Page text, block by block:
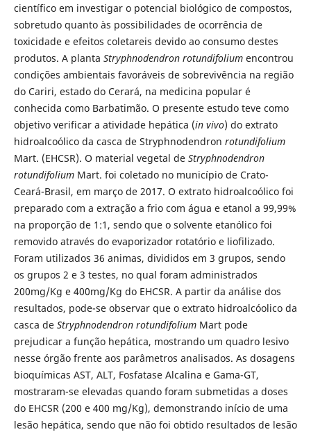
científico em investigar o potencial biológico de compostos,
sobretudo quanto às possibilidades de ocorrência de
toxicidade e efeitos coletareis devido ao consumo destes
produtos. A planta Stryphnodendron rotundifoliumencontrou
condições ambientais favoráveis de sobrevivência na região
do Cariri, estado do Cerará, na medicina popular é
conhecida como Barbatimão. O presente estudo teve como
objetivo verificar a atividade hepática (in vivo) do extrato
hidroalcoólico da casca de Stryphnodendron rotundifolium
Mart. (EHCSR). O material vegetal de Stryphnodendron
rotundifolium Mart. foi coletado no município de Crato-
Ceará-Brasil, em março de 2017. O extrato hidroalcoólico foi
preparado com a extração a frio com água e etanol a 99,99%
na proporção de 1:1, sendo que o solvente etanólico foi
removido através do evaporizador rotatório e liofilizado.
Foram utilizados 36 animas, divididos em 3 grupos, sendo
os grupos 2 e 3 testes, no qual foram administrados
200mg/Kg e 400mg/Kg do EHCSR. A partir da análise dos
resultados, pode-se observar que o extrato hidroalcóolico da
casca de Stryphnodendron rotundifoliumMart pode
prejudicar a função hepática, mostrando um quadro lesivo
nesse órgão frente aos parâmetros analisados. As dosagens
bioquímicas AST, ALT, Fosfatase Alcalina e Gama-GT,
mostraram-se elevadas quando foram submetidas a doses
do EHCSR (200 e 400 mg/Kg), demonstrando início de uma
lesão hepática, sendo que não foi obtido resultados de lesão